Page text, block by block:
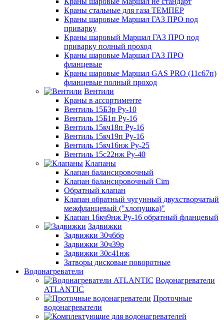
Краны стальные для газа ТЕМПЕР
Краны шаровые Маршал ГАЗ ПРО под
приварку
Краны шаровый Маршал ГАЗ ПРО под
приварку полный проход
Краны шаровые Маршал ГАЗ ПРО
фланцевые
Краны шаровые Маршал GAS PRO (11с67п)
фланцевые полный проход
Вентили
Краны в ассортименте
Вентиль 15Б3р Ру-10
Вентиль 15Б1п Ру-16
Вентиль 15кч18п Ру-16
Вентиль 15кч19п Ру-16
Вентиль 15кч16нж Ру-25
Вентиль 15с22нж Ру-40
Клапаны
Клапан балансировочный
Клапан балансировочный Cim
Обратный клапан
Клапан обратный чугунный двухстворчатый
межфланцевый ("хлопушка)"
Клапан 16кч9нж Ру-16 обратный фланцевый
Задвижки
Задвижки 30ч6бр
Задвижки 30ч39р
Задвижки 30с41нж
Затворы дисковые поворотные
Водонагреватели
Водонагреватели
ATLANTIC
Проточные
водонагреватели